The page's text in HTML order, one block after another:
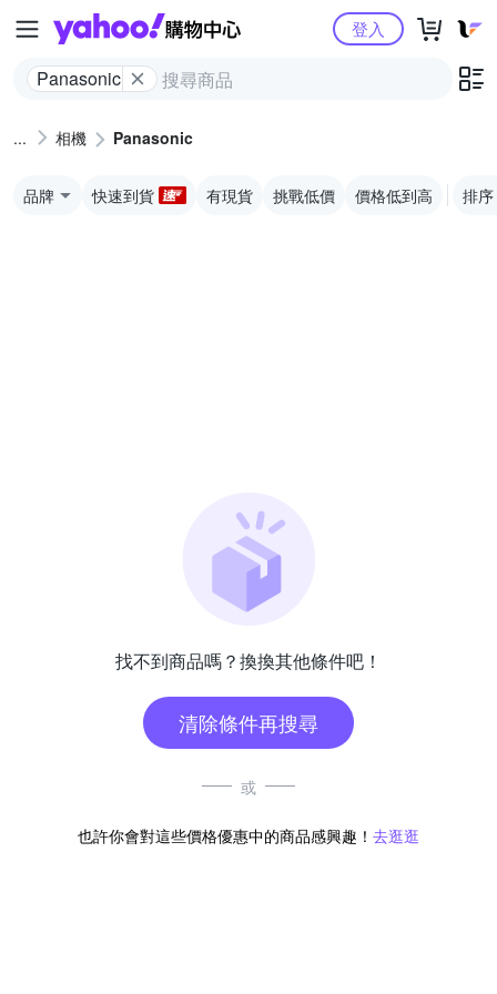
Yahoo購物中心
Panasonic
登入
相機 Panasonic
品牌 快速到貨 有現貨 挑戰低價 價格低到高 排序
找不到商品嗎？換換其他條件吧！
清除條件再搜尋
或
也許你會對這些價格優惠中的商品感興趣！ 去逛逛